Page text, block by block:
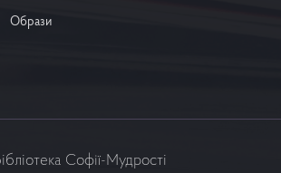
Образи
Софії-Мудрості